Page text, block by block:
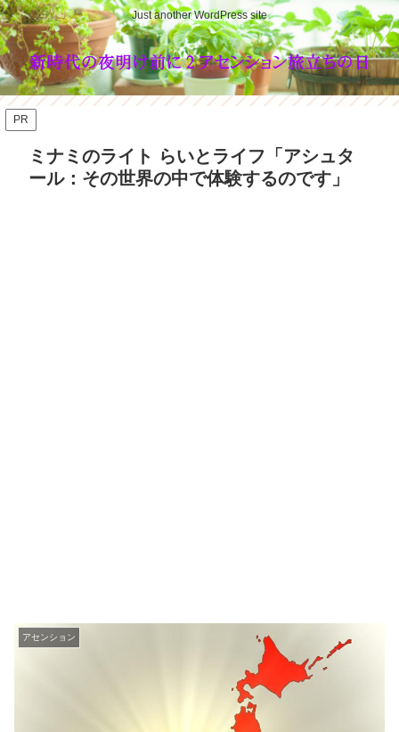
Just another WordPress site
PR
ミナミのライト らいとライフ「アシュタ
ール：その世界の中で体験するのです」
アセンション